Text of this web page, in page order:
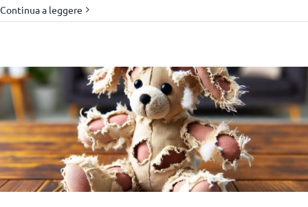
Continua a leggere